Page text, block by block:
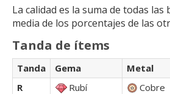
La calidad es la suma de todas
media de los porcentajes de las
Tanda de ítems
Tanda Gema Metal
R
Rubí Cobre